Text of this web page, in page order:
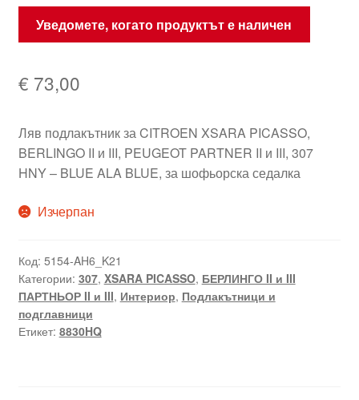
Уведомете, когато продуктът е наличен
€ 73,00
Ляв подлакътник за CITROEN XSARA PICASSO,
BERLINGO II и III, PEUGEOT PARTNER II и III, 307
HNY – BLUE ALA BLUE, за шофьорска седалка
Изчерпан
Код: 5154-AH6_K21
Категории: 307, XSARA PICASSO, БЕРЛИНГО II и III
ПАРТНЬОР II и III, Интериор, Подлакътници и
подглавници
Етикет: 8830HQ